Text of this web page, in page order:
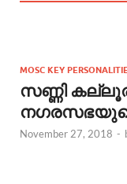
MOSC KEY
സണ്ണി
November 27, 2018 -